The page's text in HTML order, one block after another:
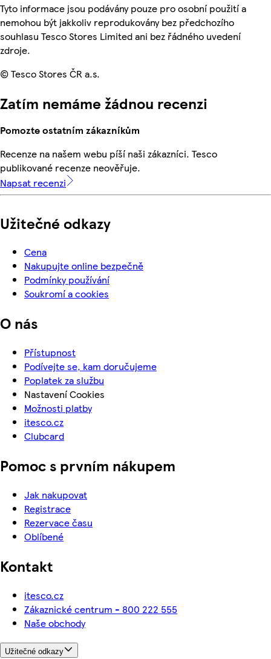
Tyto informace jsou podávány pouze pro osobní použití a
nemohou být jakkoliv reprodukovány bez předchozího
souhlasu Tesco Stores Limited ani bez řádného uvedení
zdroje.
© Tesco Stores ČR a.s.
Zatím nemáme žádnou recenzi
Pomozte ostatním zákazníkům
Recenze na našem webu píší naši zákazníci. Tesco
publikované recenze neověřuje.
Napsat recenzi
Užitečné odkazy
Cena
Nakupujte online bezpečně
Podmínky používání
Soukromí a cookies
O nás
Přístupnost
Podívejte se, kam doručujeme
Poplatek za službu
Nastavení Cookies
Možnosti platby
itesco.cz
Clubcard
Pomoc s prvním nákupem
Jak nakupovat
Registrace
Rezervace času
Oblíbené
Kontakt
itesco.cz
Zákaznické centrum - 800 222 555
Naše obchody
Užitečné odkazy